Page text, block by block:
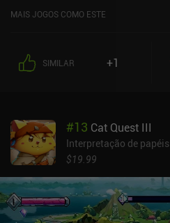
MAIS JOGOS COMO ESTE
SIMILAR +1
#13 Cat Quest III
Interpretação de papéis
$19.99